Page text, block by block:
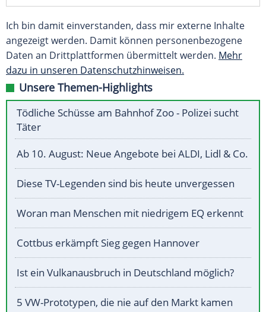
Ich bin damit einverstanden, dass mir externe Inhalte
angezeigt werden. Damit können personenbezogene
Daten an Drittplattformen übermittelt werden. Mehr
dazu in unseren Datenschutzhinweisen.
Unsere Themen-Highlights
Tödliche Schüsse am Bahnhof Zoo - Polizei sucht
Täter
Ab 10. August: Neue Angebote bei ALDI, Lidl & Co.
Diese TV-Legenden sind bis heute unvergessen
Woran man Menschen mit niedrigem EQ erkennt
Cottbus erkämpft Sieg gegen Hannover
Ist ein Vulkanausbruch in Deutschland möglich?
5 VW-Prototypen, die nie auf den Markt kamen